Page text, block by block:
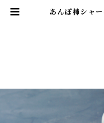
あんぽ柿シャ